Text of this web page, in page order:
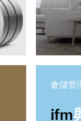
倉儲管
ifm